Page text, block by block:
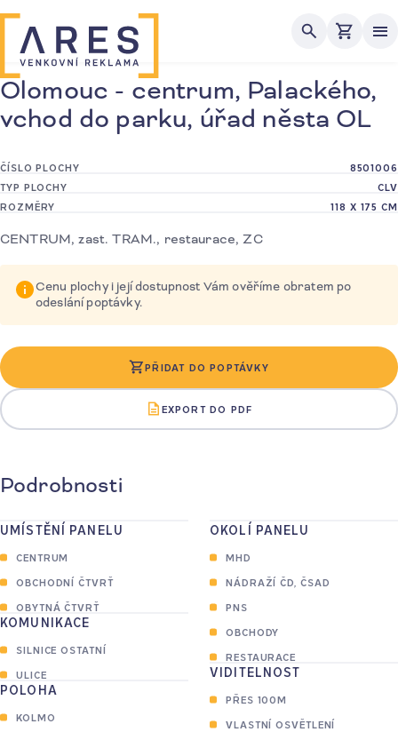
Olomouc - centrum, Palackého,
vchod do parku, úřad něsta OL
ČÍSLO PLOCHY
8501006
TYP PLOCHY
CLV
ROZMĚRY
118 X 175 CM
CENTRUM, zast. TRAM., restaurace, ZC
Cenu plochy i její dostupnost Vám ověříme obratem po
odeslání poptávky.
PŘIDAT DO POPTÁVKY
EXPORT DO PDF
Podrobnosti
UMÍSTĚNÍ PANELU
CENTRUM
OBCHODNÍ ČTVRŤ
OBYTNÁ ČTVRŤ
KOMUNIKACE
SILNICE OSTATNÍ
ULICE
POLOHA
KOLMO
OKOLÍ PANELU
MHD
NÁDRAŽÍ ČD, ČSAD
PNS
OBCHODY
RESTAURACE
VIDITELNOST
PŘES 100M
VLASTNÍ OSVĚTLENÍ